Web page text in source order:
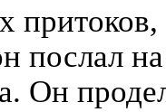
послал
Он